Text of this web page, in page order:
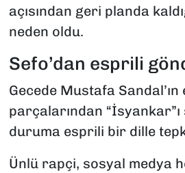
açısından geri planda
neden oldu.
Sefo’dan esprili
Gecede Mustafa Sandal’ın
parçalarından
duruma esprili bir dille
Ünlü rapçi, sosyal medya